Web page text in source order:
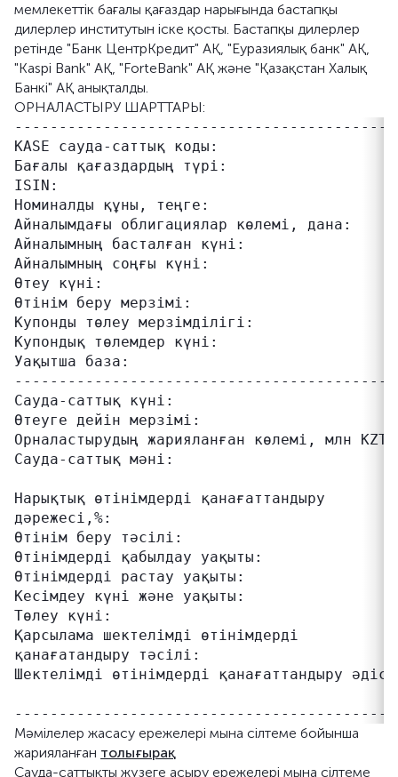
мемлекеттік бағалы қағаздар нарығында бастапқы
дилерлер институтын іске қосты. Бастапқы дилерлер
ретінде "Банк ЦентрКредит" АҚ, "Еуразиялық банк" АҚ,
"Kaspi Bank" АҚ, "ForteBank" АҚ және "Қазақстан Халық
Банкі" АҚ анықталды.
ОРНАЛАСТЫРУ ШАРТТАРЫ:
KASE сауда-саттық коды:
Бағалы қағаздардың түрі:
ISIN:
Номиналды құны, теңге:
Айналымдағы облигациялар көлемі, дана:
Айналымның басталған күні:
Айналымның соңғы күні:
Өтеу күні:
Өтінім беру мерзімі:
Купонды төлеу мерзімділігі:
Купондық төлемдер күні:
Уақытша база:
Сауда-саттық күні:
Өтеуге дейін мерзімі:
Орналастырудың жарияланған көлемі, млн
Сауда-саттық мәні:
Нарықтық өтінімдерді қанағаттандыру
дәрежесі,%:
Өтінім беру тәсілі:
Өтінімдерді қабылдау уақыты:
Өтінімдерді растау уақыты:
Кесімдеу күні және уақыты:
Төлеу күні:
Қарсылама шектелімді өтінімдерді
қанағатандыру тәсілі:
Шектелімді өтінімдерді қанағаттандыру
Мәмілелер жасасу ережелері мына сілтеме бойынша
жарияланған толығырақ
Сауда-саттықты жүзеге асыру ережелері мына сілтеме